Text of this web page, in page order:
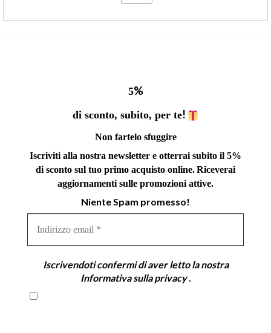
5%
di sconto, subito, per te!
Non fartelo sfuggire
Iscriviti alla nostra newsletter e otterrai subito il 5%
di sconto sul tuo primo acquisto online.Riceverai
aggiornamenti sulle promozioni attive.
Niente Spam promesso!
email
Iscrivendoti confermi di aver letto la nostra
Informativa sulla privacy.